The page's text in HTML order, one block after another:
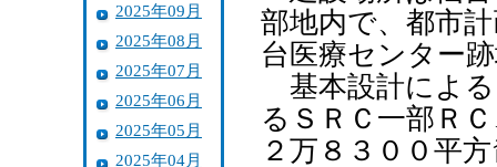
2025年09月
2025年08月
2025年07月
2025年06月
2025年05月
2025年04月
部地内で、都市
台医療センター
基本設計による
るＳＲＣ一部Ｒ
２万８３００平